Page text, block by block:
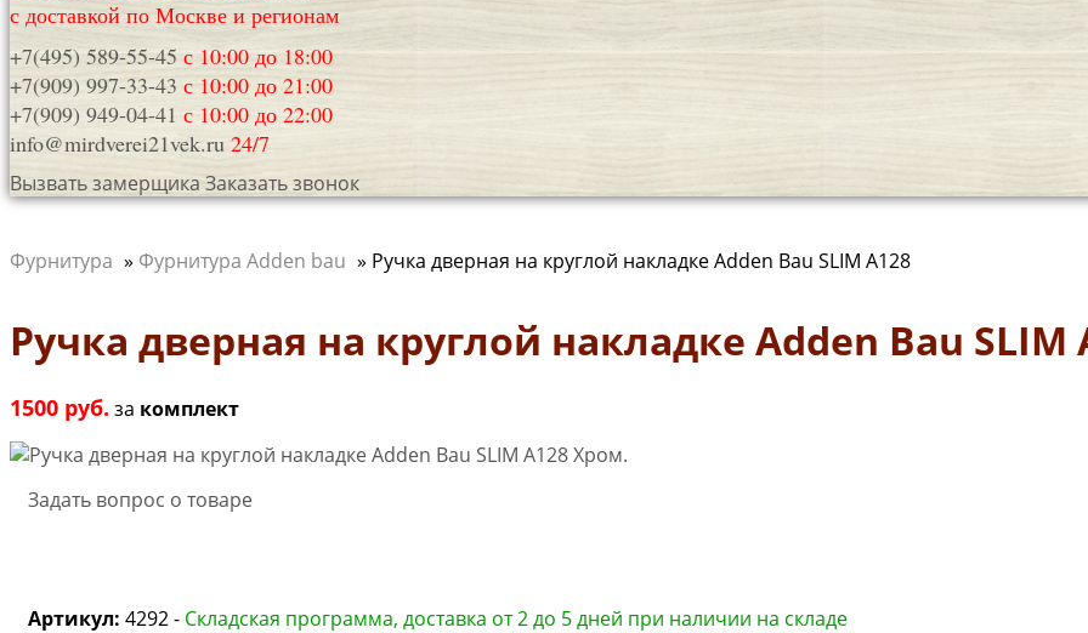
с доставкой по Москве и регионам
+7(495) 589-55-45 с 10:00 до 18:00
+7(909) 997-33-43 с 10:00 до 21:00
+7(909) 949-04-41 с 10:00 до 22:00
info@mirdverei21vek.ru 24/7
Вызвать замерщика Заказать звонок
Фурнитура » Фурнитура Adden bau » Ручка дверная на круглой накладке Adden Bau SLIM A128
Ручка дверная на круглой накладке Adden Bau SLIM
1500 руб. за комплект
Задать вопрос о товаре
Артикул: 4292 - Складская программа, доставка от 2 до 5 дней при наличии на складе